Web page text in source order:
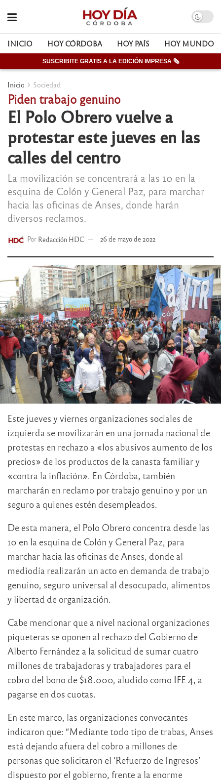
INICIO HOY CÓRDOBA HOY PAÍS HOY MUNDO
SUSCRIBITE GRATIS A LA EDICIÓN IMPRESA 🗞
Inicio Sociedad
Piden trabajo genuino
El Polo Obrero vuelve a
protestar este jueves en las
calles del centro
La movilización se concentrará a las 10 en la
esquina de Colón y General Paz, para marchar
hacia las oficinas de Anses, donde harán
diversos reclamos.
Por Redacción HDC 26 de mayo de 2022
Este jueves y viernes organizaciones sociales de
izquierda se movilizarán en una jornada nacional de
protestas en rechazo a «los abusivos aumento de los
precios» de los productos de la canasta familiar y
«contra la inflación». En Córdoba, también
marcharán en reclamo por trabajo genuino y por un
seguro a quienes estén desempleados.
De esta manera, el Polo Obrero concentra desde las
10 en la esquina de Colón y General Paz, para
marchar hacia las oficinas de Anses, donde al
mediodía realizarán un acto en demanda de trabajo
genuino, seguro universal al desocupado, alimentos
y libertad de organización.
Cabe mencionar que a nivel nacional organizaciones
piqueteras se oponen al rechazo del Gobierno de
Alberto Fernández a la solicitud de sumar cuatro
millones de trabajadoras y trabajadores para el
cobro del bono de $18.000, aludido como IFE 4, a
pagarse en dos cuotas.
En este marco, las organizaciones convocantes
indicaron que: “Mediante todo tipo de trabas, Anses
está dejando afuera del cobro a millones de
personas que solicitaron el ‘Refuerzo de Ingresos’
dispuesto por el gobierno, frente a la enorme